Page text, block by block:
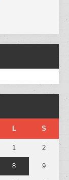
L S
1 2
8 9